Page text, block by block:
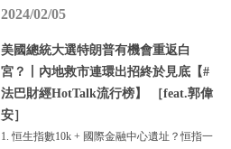
2024/02/05
美國總統大選特朗普有機會重返白
宮？丨內地救市連環出招終於見底【#
法巴財經HotTalk流行榜】 ［feat.郭偉
安］
1. 恒生指數10k + 國際金融中心遺址？恒指一